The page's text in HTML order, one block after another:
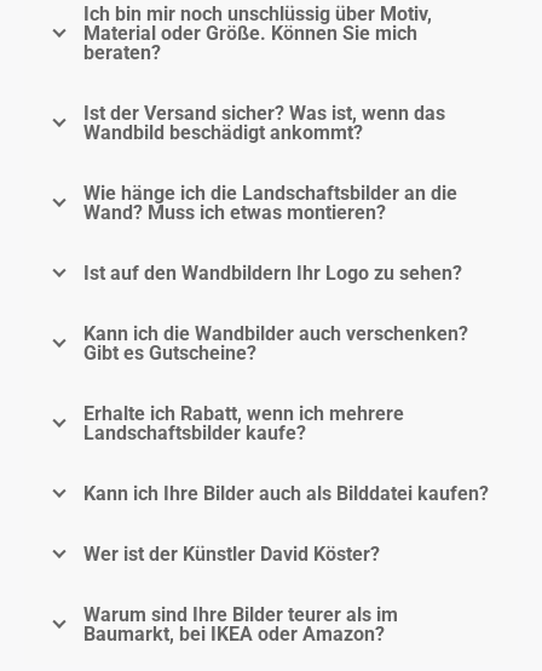
Ich bin mir noch unschlüssig über Motiv,
Material oder Größe. Können Sie mich
beraten?
Ist der Versand sicher? Was ist, wenn das
Wandbild beschädigt ankommt?
Wie hänge ich die Landschaftsbilder an die
Wand? Muss ich etwas montieren?
Ist auf den Wandbildern Ihr Logo zu sehen?
Kann ich die Wandbilder auch verschenken?
Gibt es Gutscheine?
Erhalte ich Rabatt, wenn ich mehrere
Landschaftsbilder kaufe?
Kann ich Ihre Bilder auch als Bilddatei kaufen?
Wer ist der Künstler David Köster?
Warum sind Ihre Bilder teurer als im
Baumarkt, bei IKEA oder Amazon?